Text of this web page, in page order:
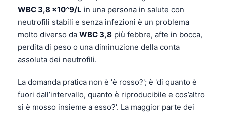
WBC 3,8 x10^9/L in una persona in salute con
neutrofili stabili e senza infezioni è un problema
molto diverso da WBC 3,8 più febbre, afte in bocca,
perdita di peso o una diminuzione della conta
assoluta dei neutrofili.
La domanda pratica non è 'è rosso?'; è 'di quanto è
fuori dall’intervallo, quanto è riproducibile e cos’altro
si è mosso insieme a esso?'. La maggior parte dei